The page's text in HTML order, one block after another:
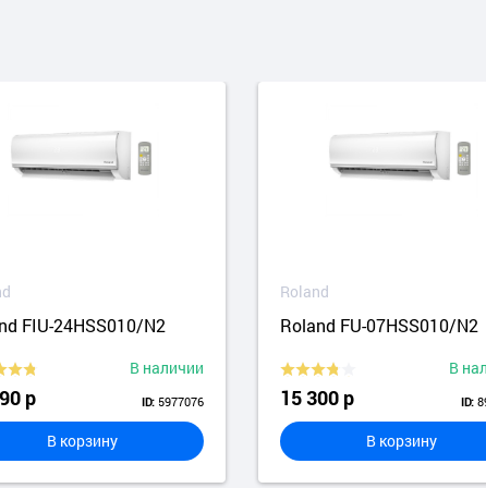
FIU-24HSS010/N2
В наличии
р ID: 5977076
В корзину
Roland
Roland FU-07HSS010/N2
В
15 300 р ID:
В корзину